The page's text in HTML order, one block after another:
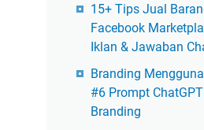
15+ Tips Jual
Facebook
Iklan & Jawaban
Branding
#6 Prompt
Branding